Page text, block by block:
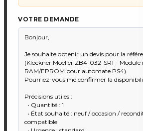
VOTRE DEMANDE
Dépannage ABB AC500
IHM Lauer PCS — Récupération
IHM Lauer GAME & PCS —
Recherche & Sourcing piéce rare
Toulouse & Sud-Ouest
Réparation IHM & tactile